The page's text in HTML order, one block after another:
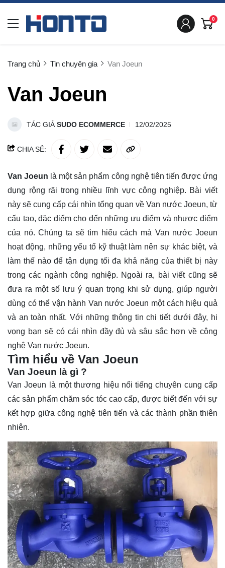
0
Trang chủ Tin chuyên gia Van Joeun
Van Joeun
TÁC GIẢ SUDO ECOMMERCE 12/02/2025
CHIA SẺ:
Van Joeun là một sản phẩm công nghệ tiên tiến được ứng
dụng rộng rãi trong nhiều lĩnh vực công nghiệp. Bài viết
này sẽ cung cấp cái nhìn tổng quan về Van nước Joeun, từ
cấu tạo, đặc điểm cho đến những ưu điểm và nhược điểm
của nó. Chúng ta sẽtìm hiểu cách mà Van nước Joeun
hoạt động, những yếu tố kỹ thuật làm nên sự khác biệt, và
làm thế nào để tận dụng tối đa khả năng của thiết bị này
trong các ngành công nghiệp. Ngoài ra, bài viết cũng sẽ
đưa ra một số lưu ý quan trọng khi sử dụng, giúp người
dùng có thể vận hành Van nước Joeun một cách hiệu quả
và an toàn nhất. Với những thông tin chi tiết dưới đây, hi
vọng bạn sẽ có cái nhìn đầy đủ và sâu sắc hơn về công
nghệ Van nước Joeun.
Tìm hiểu về Van Joeun
Van Joeun là gì ?
Van Joeun là một thương hiệu nổi tiếng chuyên cung cấp
các sản phẩm chăm sóc tóc cao cấp, được biết đến với sự
kết hợp giữa công nghệ tiên tiến và các thành phần thiên
nhiên.